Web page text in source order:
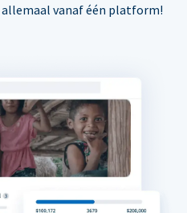
vanaf één platform!